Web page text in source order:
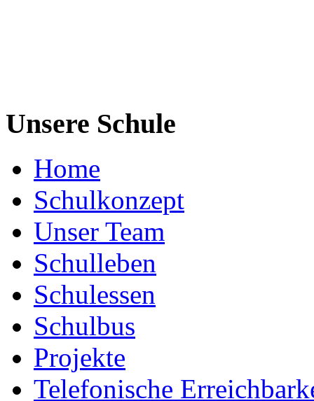
Unsere Schule
Home
Schulkonzept
Unser Team
Schulleben
Schulessen
Schulbus
Projekte
Telefonische